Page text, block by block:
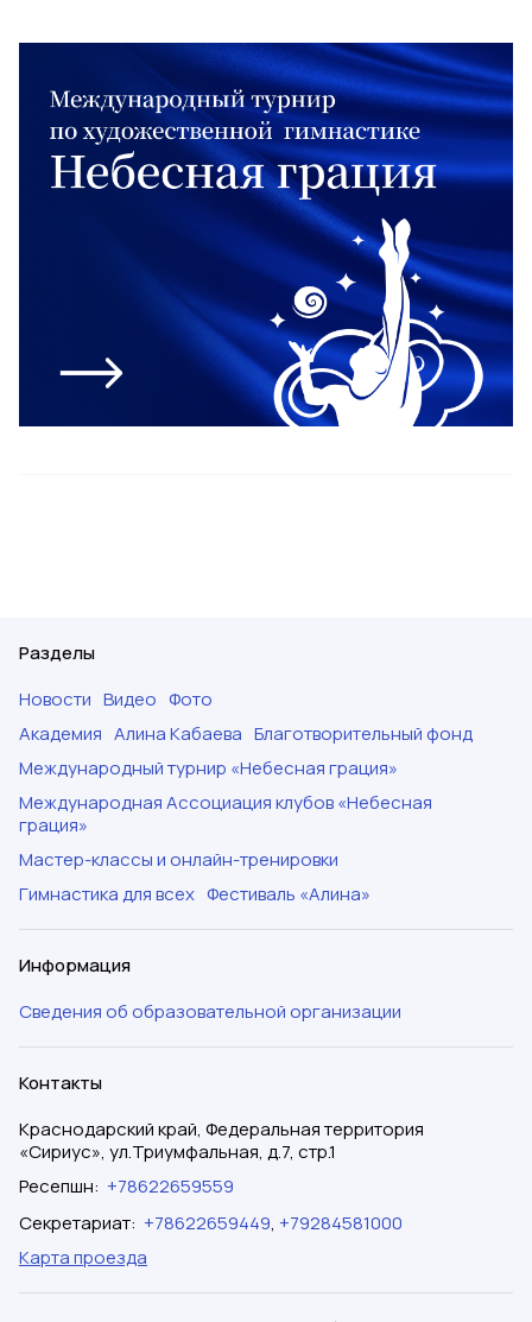
Разделы
Новости Видео Фото
Академия Алина Кабаева Благотворительный фонд
Международный турнир «Небесная грация»
Международная Ассоциация клубов «Небесная
грация»
Мастер-классы и онлайн-тренировки
Гимнастика для всех Фестиваль «Алина»
Информация
Сведения об образовательной организации
Контакты
Краснодарский край, Федеральная территория
«Сириус», ул.Триумфальная, д.7, стр.1
Ресепшн: +78622659559
Секретариат: +78622659449, +79284581000
Карта проезда